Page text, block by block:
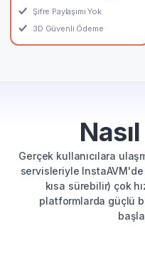
Şifre Paylaşımı Yok
3D Güvenli Ödeme
Nasıl
Gerçek kullanıcılara
servisleriyle
kısa sürebilir) çok
platformlarda güçlü